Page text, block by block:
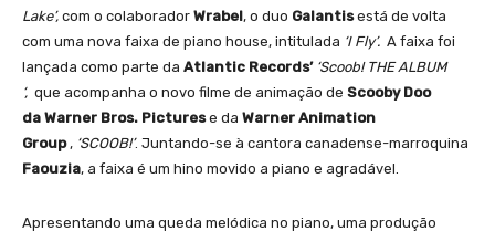
Lake’, com o colaborador Wrabel, o duo Galantisestá de volta
com uma nova faixa de piano house, intitulada ‘I Fly’. A faixa foi
lançada como parte da Atlantic Records’ ‘Scoob! THE ALBUM
‘, que acompanha o novo filme de animação de Scooby Doo
da Warner Bros. Picturese da Warner Animation
Group, ‘SCOOB!’. Juntando-se à cantora canadense-marroquina
Faouzia, a faixa é um hino movido a piano e agradável.
Apresentando uma queda melódica no piano, uma produção